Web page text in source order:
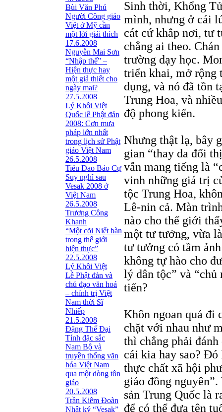
Bùi Văn Phú
Người Công giáo
Việt ở Mỹ cần
một lời giải thích
17.6.2008
Nguyễn Mai Sơn
“Nhập thế” –
Hiện thực hay
một giả thiết cho
ngày mai?
27.5.2008
Lý Khôi Việt
Quốc lễ Phật đản
2008: Cơn mưa
pháp lớn nhất
trong lịch sử Phật
giáo Việt Nam
26.5.2008
Tiêu Dao Bảo Cự
Suy nghĩ sau
Vesak 2008 ở
Việt Nam
26.5.2008
Trương Công
Khanh
“Một cõi Niết bàn
trong thế giới
hiện thực”
22.5.2008
Lý Khôi Việt
Lễ Phật đản và
chủ đạo văn hoá
– chính trị Việt
Nam thời Sĩ
Nhiếp
21.5.2008
Ðặng Thế Ðại
Tính đặc sắc
Nam Bộ và
truyền thống văn
hóa Việt Nam
qua một dòng tôn
giáo
20.5.2008
Trần Kiêm Ðoàn
Nhật ký “Vesak”
Sinh thời, Khổng
mình, nhưng ở cái
cát cứ khắp nơi, tư
chẳng ai theo.
trường dạy học.
triển khai, mở rộng
dụng, và nó đã tồn
Trung Hoa, và
độ phong kiến.
Nhưng thật lạ, bây
gian “thay da đổi
vẫn mang tiếng là
vinh những giá trị
tộc Trung Hoa,
Lê-nin cả. Màn
nào cho thế giới
một tư tưởng, vừa
tư tưởng có tầm
không tự hào cho
lý dân tộc” và “chủ
tiến?
Khôn ngoan quá đi
chặt với nhau như
thì chẳng phải
cái kia hay sao?
thực chất xã hội
giáo đồng
sản Trung Quốc là
để có thể đưa tên